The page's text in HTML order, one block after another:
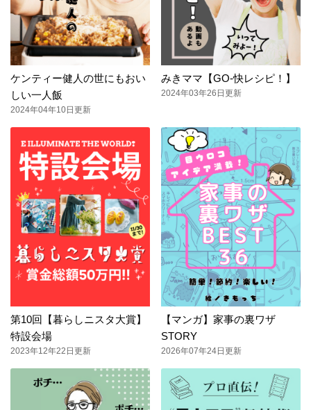
ケンティー健人の世にもおい
しい一人飯
2024年04年10日更新
みきママ【GO-快レシピ！】
2024年03年26日更新
第10回【暮らしニスタ大賞】
特設会場
2023年12年22日更新
【マンガ】家事の裏ワザ
STORY
2026年07年24日更新